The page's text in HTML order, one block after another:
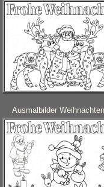
Ausmalbilder